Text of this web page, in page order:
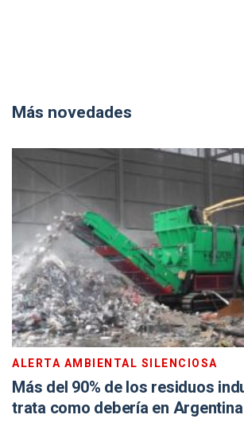
Más novedades
ALERTA AMBIENTAL SILENCIOSA
Más del 90% de los residuos
trata como debería en Argentina